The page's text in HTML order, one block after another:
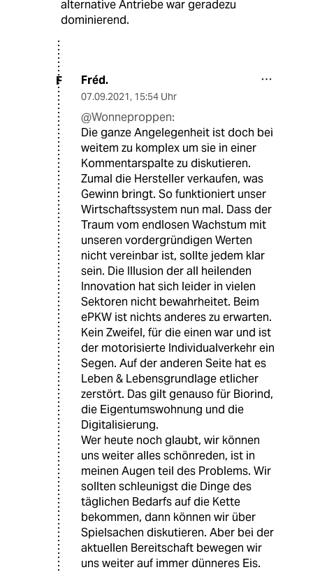
alternative Antriebe war geradezu
dominierend.
F Fréd.
07.09.2021, 15:54 Uhr
@Wonneproppen:
Die ganze Angelegenheit ist doch bei
weitem zu komplex um sie in einer
Kommentarspalte zu diskutieren.
Zumal die Hersteller verkaufen, was
Gewinn bringt. So funktioniert unser
Wirtschaftssystem nun mal. Dass der
Traum vom endlosen Wachstum mit
unseren vordergründigen Werten
nicht vereinbar ist, sollte jedem klar
sein. Die Illusion der all heilenden
Innovation hat sich leider in vielen
Sektoren nicht bewahrheitet. Beim
ePKW ist nichts anderes zu erwarten.
Kein Zweifel, für die einen war und ist
der motorisierte Individualverkehr ein
Segen. Auf der anderen Seite hat es
Leben & Lebensgrundlage etlicher
zerstört. Das gilt genauso für Biorind,
die Eigentumswohnung und die
Digitalisierung.
Wer heute noch glaubt, wir können
uns weiter alles schönreden, ist in
meinen Augen teil des Problems. Wir
sollten schleunigst die Dinge des
täglichen Bedarfs auf die Kette
bekommen, dann können wir über
Spielsachen diskutieren. Aber bei der
aktuellen Bereitschaft bewegen wir
uns weiter auf immer dünneres Eis.